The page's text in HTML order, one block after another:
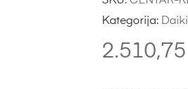
2.510,75
Kategorija: